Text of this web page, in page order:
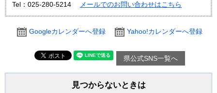
Tel：025-280-5214
メールでのお問い合わせはこちら
Googleカレンダーへ登録 Yahoo!カレンダーへ登録
県公式SNS一覧へ
見つからないときは